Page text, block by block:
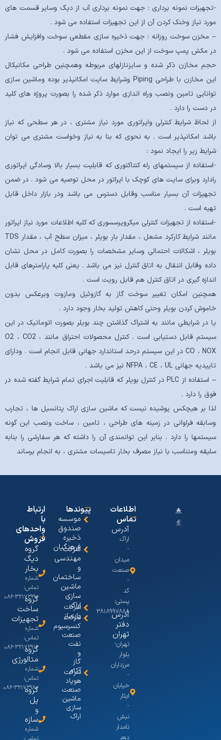
-تجهیزات نمونه برداری : جهت نمونه برداری آب از دیگ وسایر قسمت های
مورد نیاز وخنک کردن آن از این تجهیزات استفاده می شود .
– مخزن سوخت روزانه : جهت ذخیره سازی مقطعی سوخت وافزایش فشار
در مکش پمپ سوخت از این مخزن استفاده می شود .
حجم مخازن ذکر شده و سایزنازلهای مربوطه وهمچنین طراحی مکانیکال
این مخازن با طراحی Piping وشرایط سایت امکانپذیر بوده وماشین سازی
توانایی تامین ونصب وراه اندازی موارد ذکر شده را بصورت پروژه های کلید
در دست را دارد .
از لحاظ شرایط کنترلی واپراتوری مورد نیاز مشتری ، در هر سطحی که نیاز
باشد امکانپذیر است . به نحوی که بنا به نیاز وخواست مشتری می توان
شرایط زیر را ایجاد نمود :
-استفاده از سیستمهای رله کنتاکتوری که قابلیت بسیار بالا وسادگی اپراتوری
رادارد وبرای سایت های کوچک با اپراتور در محل توصیه می شود . در ضمن
تجهیزات آن بسیار مناسب وقابل دسترس می باشد ودر بازار داخل قابل
تهیه است .
-استفاده از تجهیزات کنترلی میکروپرسسوری که کلیه اطلاعات مورد نیاز اپراتور
مانند شرایط کارکرد مشعل ، مقدار بار بویلر ، میزان سطح آب ، مقدار TDS
بویلر ، اشکالات احتمالی وسایر مشخصات را بصورت کامل در محل نشان
داده وقابل انتقال به اتاق کنترل نیز می باشد . یعنی کلیه پارامترهای قابل
اندازه گیری در اتاق کنترل هم قابل رویت است .
همچنین امکان تغییر سوخت گاز به گازوئیل ومازوت وبرعکس بدون
خاموش کردن بویلر وحتی کاهش تولید بخار وجود دارد .
یا در شرایطی مانند به اشتراک گذاشتن چند بویلر بصورت اتوماتیک در این
سیستم قابل دستیابی است . کنترل محصولات احتراق مانند O2 ، CO2 ،
CO ، NOX در این سیستم درحد استاندارد جهانی قابل انجام است . ودارای
تاییدیه جهانی NFPA ، CE ، UL نیز می باشد .
– استفاده از PLC در کنترل بویلر که قابلیت اجرای تمام شرایط گفته شده در
فوق را دارد .
لذا بر هیچکس پوشیده نیست که ماشین سازی اراک پتانسیل ها ، تجارب
وسابقه فراوانی در زمینه های طراحی ، تامین ، ساخت ونصب این گونه
سیستمها را دارد . بنابر این توانمندی آن را داشته که هر سفارشی را بنابه
سلیقه ومتناسب با نیاز مصرف بخار تاسیسات مشتری ، به انجام برساند
اطلاعات
تماس
آدرس
اراک
-
میدان
صنعت
-
کد
پستی:
۳۸۱۸۹۹۷۸۸۸
آدرس
دفتر
تهران
تهران-
بلوار
مرزداران
-
خیابان
ایثار
-
نبش
نامدار
دوم
پیوندها
موسسه
صندوق
ذخیره
فرهنگیان
شرکت
مهندسی
و
ساختمان
ماشین
سازی
اراک
شرکت
پایساز
شرکت
کنسرسیوم
صنعت
نفت
و
گاز
آکام
شرکت
هوپاد
صنعت
ماشین
سازی
اراک
ارتباط
با
واحدهای
فروش
گروه
دیگ
بخار
شماره
تماس:
۳۲۱۷۲۹۹۰-۰۸۶
گروه
ساخت
تجهیزات
شماره
تماس:
۳۲۱۷۲۹۱۶-۰۸۶
گروه
متالورژی
شماره
تماس:
۳۲۱۷۲۹۸۰-۰۸۶
گروه
پل
و
سازه
شماره